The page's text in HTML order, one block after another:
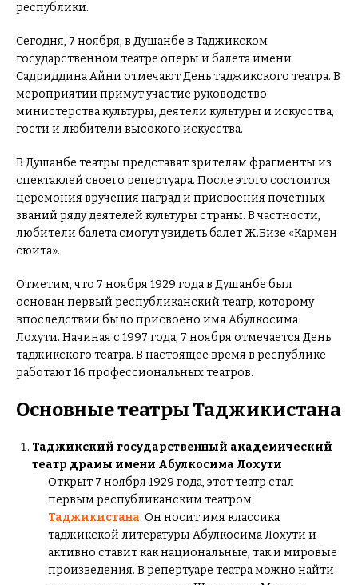
республики.
Сегодня, 7 ноября, в Душанбе в Таджикском
государственном театре оперы и балета имени
Садриддина Айни отмечают День таджикского театра. В
мероприятии примут участие руководство
министерства культуры, деятели культуры и искусства,
гости и любители высокого искусства.
В Душанбе театры представят зрителям фрагменты из
спектаклей своего репертуара. После этого состоится
церемония вручения наград и присвоения почетных
званий ряду деятелей культуры страны. В частности,
любители балета смогут увидеть балет Ж.Бизе «Кармен
сюита».
Отметим, что 7 ноября 1929 года в Душанбе был
основан первый республиканский театр, которому
впоследствии было присвоено имя Абулкосима
Лохути. Начиная с 1997 года, 7 ноября отмечается День
таджикского театра. В настоящее время в республике
работают 16 профессиональных театров.
Основные театры Таджикистана
Таджикский государственный академический
театр драмы имени Абулкосима Лохути
Открыт 7 ноября 1929 года, этот театр стал
первым республиканским театром
Таджикистана. Он носит имя классика
таджикской литературы Абулкосима Лохути и
активно ставит как национальные, так и мировые
произведения. В репертуаре театра можно найти